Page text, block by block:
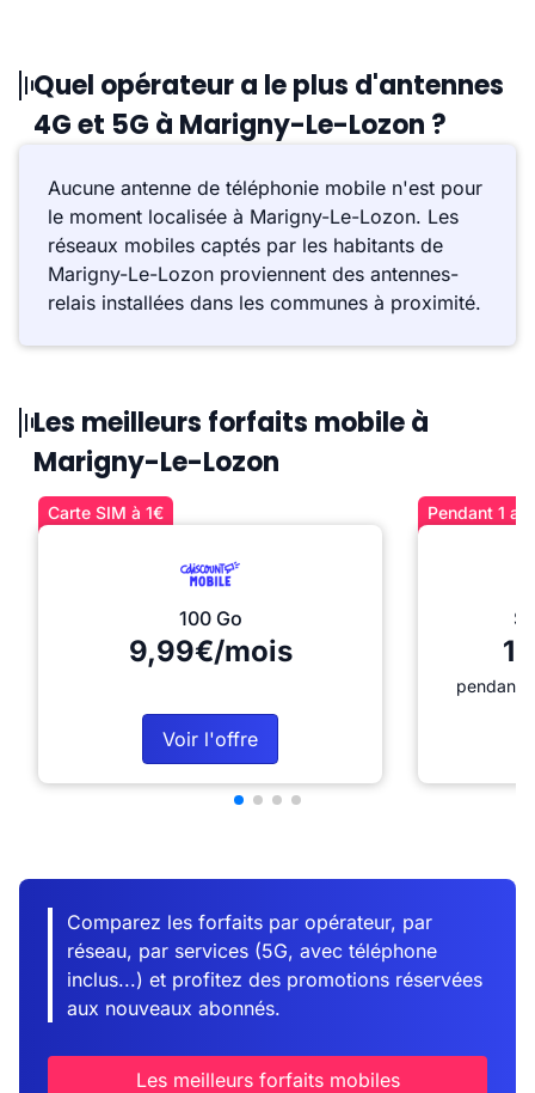
Quel opérateur a le plus d'antennes
4G et 5G à Marigny-Le-Lozon ?
Aucune antenne de téléphonie mobile n'est pour
le moment localisée à Marigny-Le-Lozon. Les
réseaux mobiles captés par les habitants de
Marigny-Le-Lozon proviennent des antennes-
relais installées dans les communes à proximité.
Les meilleurs forfaits mobile à
Marigny-Le-Lozon
Carte SIM à 1€
100 Go
9,99€/mois
Voir l'offre
Pendant 1
pendant
Comparez les forfaits par opérateur, par
réseau, par services (5G, avec téléphone
inclus...) et profitez des promotions réservées
aux nouveaux abonnés.
Les meilleurs forfaits mobiles